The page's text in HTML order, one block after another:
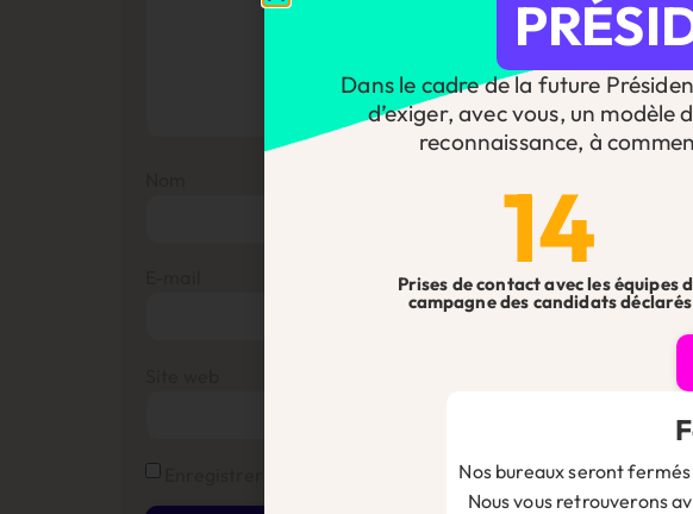
Enregistrer mon nom, mon e-mail et mon site dans le
Dans le cadre de la future
d’exiger, avec vous, un modèle
reconnaissance, à
14
Prises de contact avec les équipes
campagne des candidats déclarés
Nos bureaux seront
Nous vous retrouverons